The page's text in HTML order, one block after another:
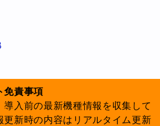
免責事項
導入前の最新機種情報を収集して
更新時の内容はリアルタイム更新